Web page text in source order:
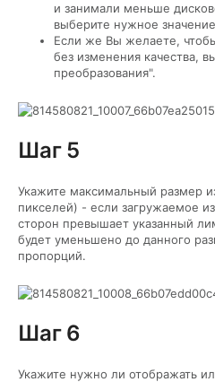
и занимали меньше
выберите нужное
Если же Вы желаете,
без изменения качества,
преобразования".
Шаг 5
Укажите максимальный размер
пикселей) - если загружаемое
сторон превышает указанный
будет уменьшено до данного
пропорций.
Шаг 6
Укажите нужно ли отображать